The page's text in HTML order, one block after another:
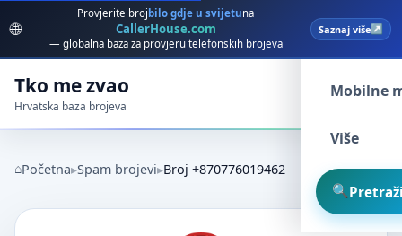
🌐
Provjerite broj bilo gdje u svijetuna
CallerHouse.com
— globalna baza za provjeru telefonskih brojeva
Saznaj više
Tko me zvao
Hrvatska baza brojeva
Spam
Mobilne
Više
Početna Spam brojevi Broj +870776019462